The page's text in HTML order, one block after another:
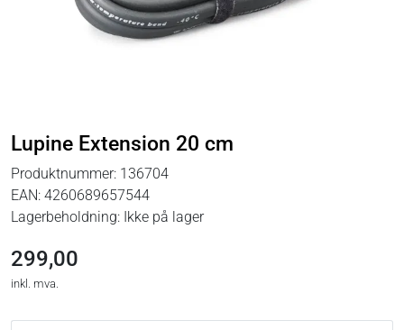
Lupine Extension 20 cm
Produktnummer: 136704
EAN: 4260689657544
Lagerbeholdning: Ikke på lager
299,00
inkl. mva.